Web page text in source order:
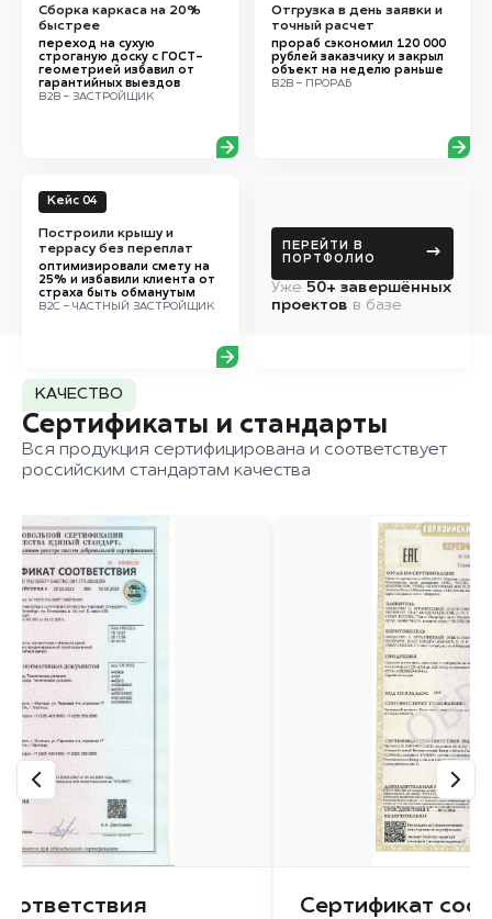
Сборка каркаса на 20%
быстрее
переход на сухую
строганую доску с ГОСТ-
геометрией избавил от
гарантийных выездов
B2B - ЗАСТРОЙЩИК
Отгрузка в день заявки и
точный расчет
прораб сэкономил 120 000
рублей заказчику и закрыл
объект на неделю раньше
B2B - ПРОРАБ
Кейс 04
Построили крышу и
террасу без переплат
оптимизировали смету на
25% и избавили клиента от
страха быть обманутым
B2C - ЧАСТНЫЙ ЗАСТРОЙЩИК
ПЕРЕЙТИ В
ПОРТФОЛИО
→
Уже 50+ завершённых
проектов в базе
КАЧЕСТВО
Сертификаты и стандарты
Вся продукция сертифицирована и соответствует
российским стандартам качества
Сертификат